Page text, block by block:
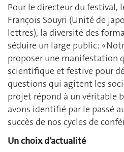
Pour le directeur du festival,
François Souyri (Unité de
lettres), la diversité des
séduire un large public:
proposer une manifestation
scientifique et festive pour
questions qui agitent les
projet répond à un véritable
avons identifié par le passé
succès de nos cycles de
Un choix d’actualité